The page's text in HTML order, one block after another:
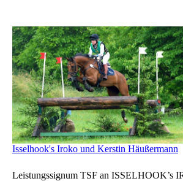
Isselhook's Iroko und Kerstin Häußermann
Leistungssignum TSF an ISSELHOOK’s